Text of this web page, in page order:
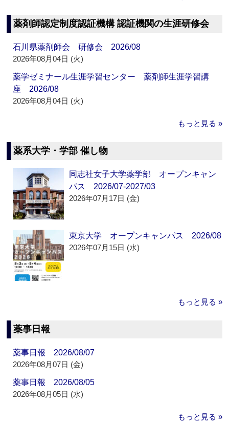
薬剤師認定制度認証機構 認証機関の生涯研修会
石川県薬剤師会 研修会 2026/08
2026年08月04日 (火)
薬学ゼミナール生涯学習センター 薬剤師生涯学習講
座 2026/08
2026年08月04日 (火)
もっと見る »
薬系大学・学部 催し物
同志社女子大学薬学部 オープンキャン
パス 2026/07-2027/03
2026年07月17日 (金)
東京大学 オープンキャンパス 2026/08
2026年07月15日 (水)
もっと見る »
薬事日報
薬事日報 2026/08/07
2026年08月07日 (金)
薬事日報 2026/08/05
2026年08月05日 (水)
もっと見る »